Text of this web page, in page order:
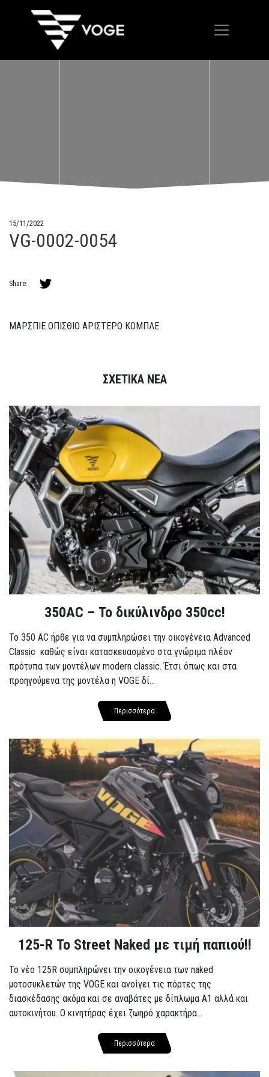
15/11/2022
VG-0002-0054
Share:
ΜΑΡΣΠΙΕ ΟΠΙΣΘΙΟ ΑΡΙΣΤΕΡΟ ΚΟΜΠΛΕ
ΣΧΕΤΙΚΑ ΝΕΑ
350AC – Το δικύλινδρο 350cc!
To 350 AC ήρθε για να συμπληρώσει την οικογένεια Advanced
Classic καθώς είναι κατασκευασμένο στα γνώριμα πλέον
πρότυπα των μοντέλων modern classic. Έτσι όπως και στα
προηγούμενα της μοντέλα η VOGE δί...
Περισσότερα
125-R Το Street Naked με τιμή παπιού!!
Το νέο 125R συμπληρώνει την οικογένεια των naked
μοτοσυκλετών της VOGE και ανοίγει τις πόρτες της
διασκέδασης ακόμα και σε αναβάτες με δίπλωμα A1 αλλά και
αυτοκινήτου. Ο κινητήρας έχει ζωηρό χαρακτήρα...
Περισσότερα